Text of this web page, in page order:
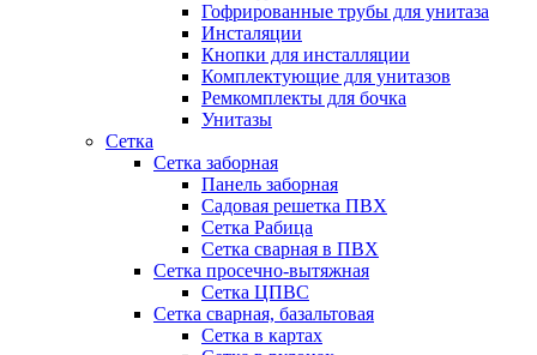
Гофрированные трубы для унитаза
Инсталяции
Кнопки для инсталляции
Комплектующие для унитазов
Ремкомплекты для бочка
Унитазы
Сетка
Сетка заборная
Панель заборная
Садовая решетка ПВХ
Сетка Рабица
Сетка сварная в ПВХ
Сетка просечно-вытяжная
Сетка ЦПВС
Сетка сварная, базальтовая
Сетка в картах